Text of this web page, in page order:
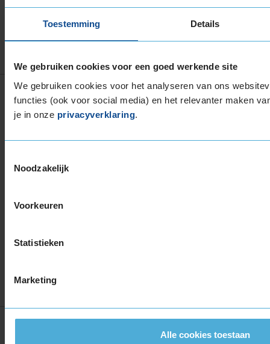
Toestemming Details
We gebruiken cookies voor een goed werkende site
We gebruiken cookies voor het analyseren van ons
functies (ook voor social media) en het relevanter maken
je in onze privacyverklaring.
Noodzakelijk
Voorkeuren
Statistieken
Marketing
Alle cookies toestaan
Meer beoordelingen tonen
Vind jouw perfecte band
BREEDTE HOOGTE INCH